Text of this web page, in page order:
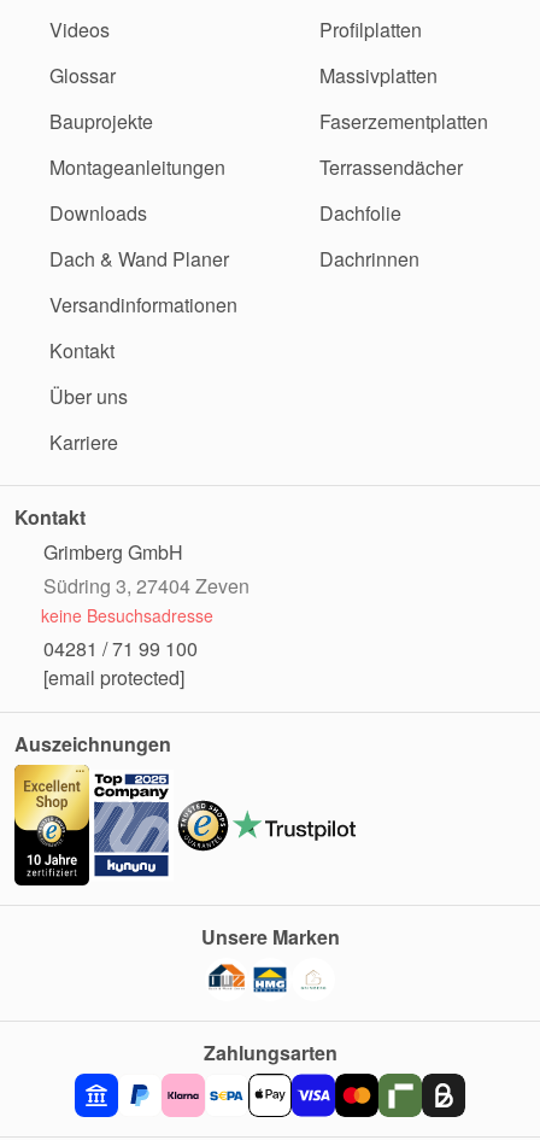
Videos
Glossar
Bauprojekte
Montageanleitungen
Downloads
Dach & Wand Planer
Versandinformationen
Kontakt
Über uns
Karriere
Profilplatten
Massivplatten
Faserzementplatten
Terrassendächer
Dachfolie
Dachrinnen
Kontakt
Grimberg GmbH
Südring 3, 27404 Zeven
keine Besuchsadresse
04281 / 71 99 100
[email protected]
Auszeichnungen
Zahlungsarten
Unsere Marken